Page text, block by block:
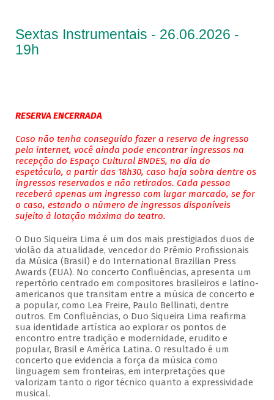
Sextas Instrumentais - 26.06.2026 -
19h
RESERVA ENCERRADA
Caso não tenha conseguido fazer a reserva de ingresso
pela internet, você ainda pode encontrar ingressos na
recepção do Espaço Cultural BNDES, no dia do
espetáculo, a partir das 18h30, caso haja sobra dentre os
ingressos reservados e não retirados. Cada pessoa
receberá apenas um ingresso com lugar marcado, se for
o caso, estando o número de ingressos disponíveis
sujeito à lotação máxima do teatro.
O Duo Siqueira Lima é um dos mais prestigiados duos de
violão da atualidade, vencedor do Prêmio Profissionais
da Música (Brasil) e do International Brazilian Press
Awards (EUA). No concerto Confluências, apresenta um
repertório centrado em compositores brasileiros e latino-
americanos que transitam entre a música de concerto e
a popular, como Lea Freire, Paulo Bellinati, dentre
outros. Em Confluências, o Duo Siqueira Lima reafirma
sua identidade artística ao explorar os pontos de
encontro entre tradição e modernidade, erudito e
popular, Brasil e América Latina. O resultado é um
concerto que evidencia a força da música como
linguagem sem fronteiras, em interpretações que
valorizam tanto o rigor técnico quanto a expressividade
musical.